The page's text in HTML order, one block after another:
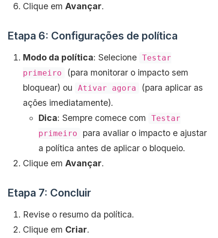
Clique em Avançar.
Etapa 6: Configurações de política
Modo da política: Selecione Testar
primeiro
(para monitorar o impacto sem
bloquear) ou
Ativar agora
(para aplicar as
ações imediatamente).
Dica: Sempre comece com
Testar
primeiro
para avaliar o impacto e ajustar
a política antes de aplicar o bloqueio.
Clique em Avançar.
Etapa 7: Concluir
Revise o resumo da política.
Clique em Criar.